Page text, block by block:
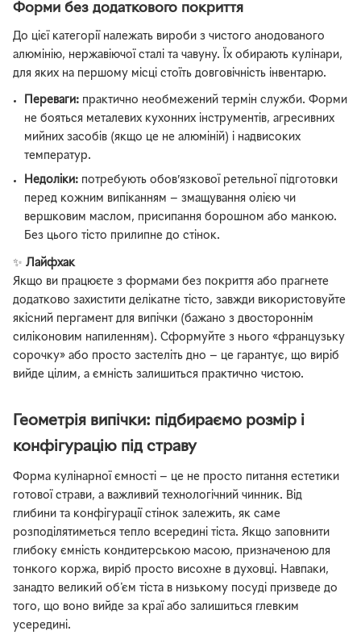
Форми без додаткового покриття
До цієї категорії належать вироби з чистого анодованого
алюмінію, нержавіючої сталі та чавуну. Їх обирають кулінари,
для яких на першому місці стоїть довговічність інвентарю.
Переваги: практично необмежений термін служби. Форми
не бояться металевих кухонних інструментів, агресивних
мийних засобів (якщо це не алюміній) і надвисоких
температур.
Недоліки: потребують обов’язкової ретельної підготовки
перед кожним випіканням — змащування олією чи
вершковим маслом, присипання борошном або манкою.
Без цього тісто прилипне до стінок.
✨ Лайфхак
Якщо ви працюєте з формами без покриття або прагнете
додатково захистити делікатне тісто, завжди використовуйте
якісний пергамент для випічки (бажано з двостороннім
силіконовим напиленням). Сформуйте з нього «французьку
сорочку» або просто застеліть дно — це гарантує, що виріб
вийде цілим, а ємність залишиться практично чистою.
Геометрія випічки: підбираємо розмір і
конфігурацію під страву
Форма кулінарної ємності — це не просто питання естетики
готової страви, а важливий технологічний чинник. Від
глибини та конфігурації стінок залежить, як саме
розподілятиметься тепло всередині тіста. Якщо заповнити
глибоку ємність кондитерською масою, призначеною для
тонкого коржа, виріб просто висохне в духовці. Навпаки,
занадто великий об'єм тіста в низькому посуді призведе до
того, що воно вийде за краї або залишиться глевким
усередині.